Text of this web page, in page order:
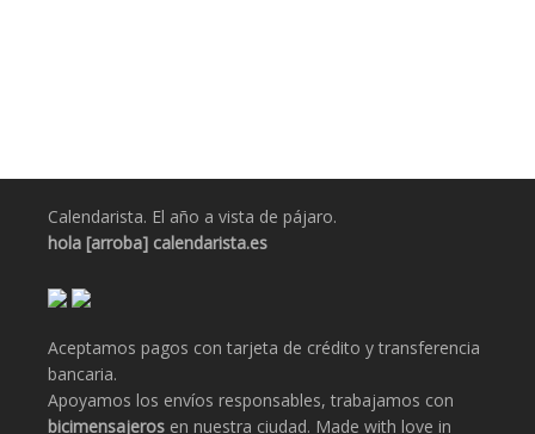
Calendarista. El año a vista de pájaro.
hola [arroba] calendarista.es
Aceptamos pagos con tarjeta de crédito y transferencia
bancaria.
Apoyamos los envíos responsables, trabajamos con
bicimensajeros en nuestra ciudad. Made with love in